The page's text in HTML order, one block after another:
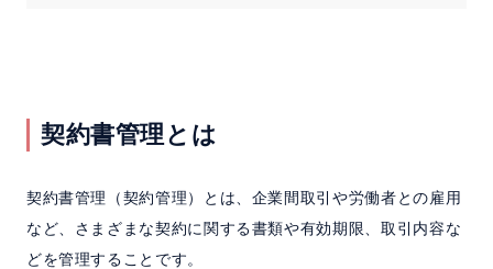
契約書管理とは
契約書管理（契約管理）とは、企業間取引や労働者との雇用
など、さまざまな契約に関する書類や有効期限、取引内容な
どを管理することです。